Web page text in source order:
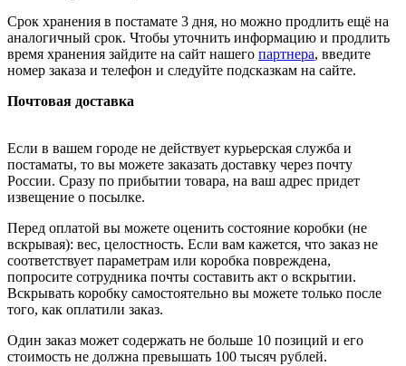
Срок хранения в постамате 3 дня, но можно продлить ещё на
аналогичный срок. Чтобы уточнить информацию и продлить
время хранения зайдите на сайт нашего партнера, введите
номер заказа и телефон и следуйте подсказкам на сайте.
Почтовая доставка
Если в вашем городе не действует курьерская служба и
постаматы, то вы можете заказать доставку через почту
России. Сразу по прибытии товара, на ваш адрес придет
извещение о посылке.
Перед оплатой вы можете оценить состояние коробки (не
вскрывая): вес, целостность. Если вам кажется, что заказ не
соответствует параметрам или коробка повреждена,
попросите сотрудника почты составить акт о вскрытии.
Вскрывать коробку самостоятельно вы можете только после
того, как оплатили заказ.
Один заказ может содержать не больше 10 позиций и его
стоимость не должна превышать 100 тысяч рублей.